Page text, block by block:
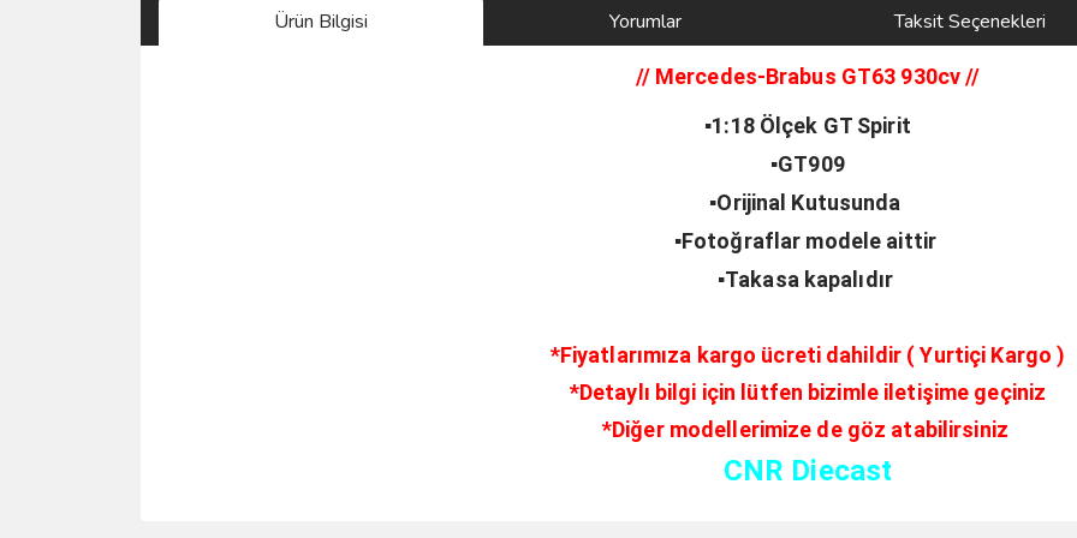
Ürün Bilgisi Yorumlar Taksit Seçenekleri
// Mercedes-Brabus GT63 930cv//
▪️1:18 Ölçek GT Spirit
▪️GT909
▪️Orijinal Kutusunda
▪️Fotoğraflar modele aittir
▪️Takasa kapalıdır
*Fiyatlarımıza kargo ücreti dahildir ( Yurtiçi Kargo )
*Detaylı bilgi için lütfen bizimle iletişime geçiniz
*Diğer modellerimize de göz atabilirsiniz
CNR Diecast